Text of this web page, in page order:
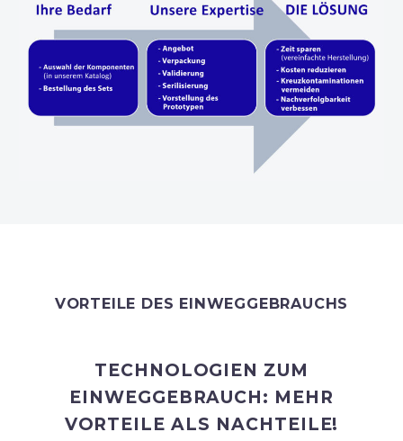
VORTEILE DES EINWEGGEBRAUCHS
TECHNOLOGIEN ZUM
EINWEGGEBRAUCH: MEHR
VORTEILE ALS NACHTEILE!